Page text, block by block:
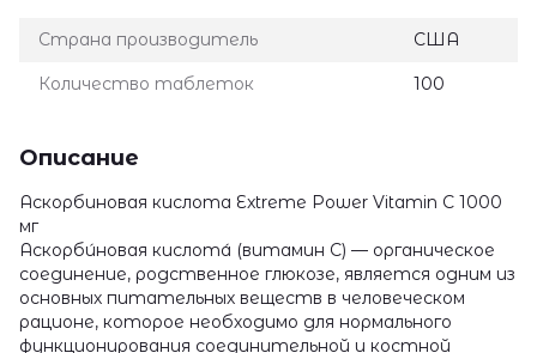
Страна производитель США
Количество таблеток 100
Описание
Аскорбиновая кислота Extreme Power Vitamin C 1000
мг
Аскорби́новая кислота́ (витамин C) — органическое
соединение, родственное глюкозе, является одним из
основных питательных веществ в человеческом
рационе, которое необходимо для нормального
функционирования соединительной и костной